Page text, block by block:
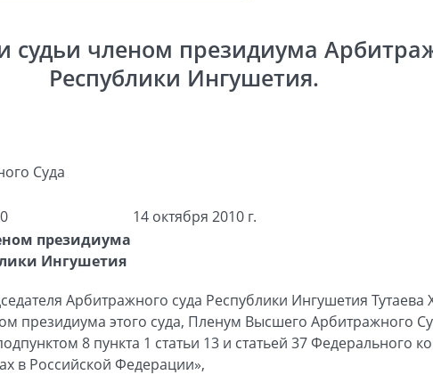
судьи членом президиума
Республики Ингушетия.
Суда
14 октября 2010 г.
президиума
Ингушетия
Арбитражного суда Республики Ингушетия Тутаева
президиума этого суда, Пленум Высшего Арбитражного
8 пункта 1 статьи 13 и статьей 37 Федерального
в Российской Федерации»,